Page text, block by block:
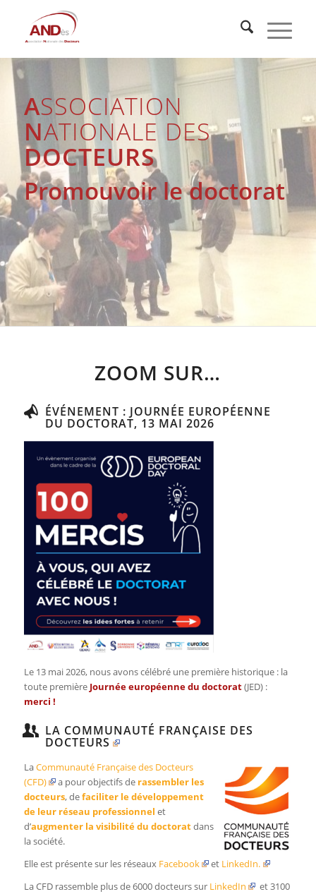
ASSOCIATION
NATIONALE DES
DOCTEURS
Promouvoir le doctorat
ZOOM SUR…
ÉVÉNEMENT : JOURNÉE EUROPÉENNE
DU DOCTORAT, 13 MAI 2026
Le 13 mai 2026, nous avons célébré une première historique : la
toute première Journée européenne du doctorat(JED) :
merci !
LA COMMUNAUTÉ FRANÇAISE DES
DOCTEURS
LaCommunauté Française des Docteurs
(CFD)
a pour objectifs de rassembler les
docteurs, defaciliter le développement
de leur réseau professionnel et
d’augmenter la visibilité du doctoratdans
la société.
Elle est présente sur les réseaux Facebook et LinkedIn.
La CFD rassemble plus de 6000 docteurs sur LinkedIn
et 3100